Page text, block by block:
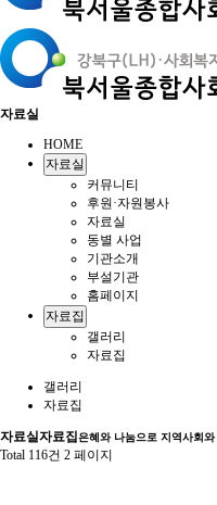
자료실
HOME
자료실
커뮤니티
후원·자원봉사
자료실
동별 사업
기관소개
부설기관
홈페이지
자료집
갤러리
자료집
갤러리
자료집
자료실자료집은혜와 나눔으로 지역사회
Total 116건 2 페이지